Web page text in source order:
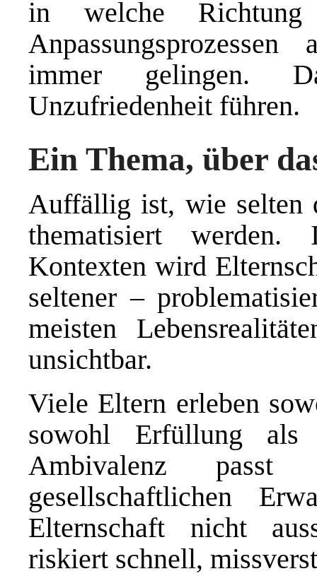
in welche
immer gelingen.
Unzufriedenheit führen.
Ein Thema, über
Auffällig ist, wie selten
thematisiert werden.
Kontexten wird
seltener –
meisten
unsichtbar.
Viele Eltern erleben
sowohl Erfüllung
Ambivalenz
gesellschaftlichen
Elternschaft nicht
riskiert schnell,